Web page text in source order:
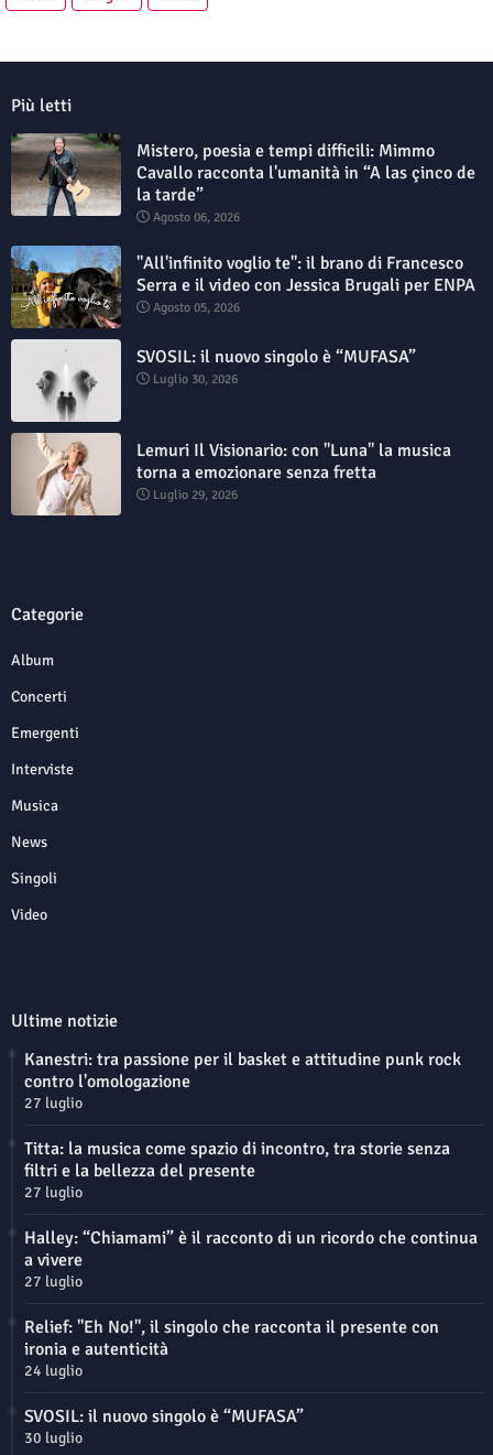
Più letti
Mistero, poesia e tempi difficili: Mimmo
Cavallo racconta l'umanità in “A las çinco de
la tarde”
Agosto 06, 2026
"All'infinito voglio te": il brano di Francesco
Serra e il video con Jessica Brugali per ENPA
Agosto 05, 2026
SVOSIL: il nuovo singolo è “MUFASA”
Luglio 30, 2026
Lemuri Il Visionario: con "Luna" la musica
torna a emozionare senza fretta
Luglio 29, 2026
Categorie
Album
Concerti
Emergenti
Interviste
Musica
News
Singoli
Video
Ultime notizie
Kanestri: tra passione per il basket e attitudine punk rock
contro l'omologazione
27 luglio
Titta: la musica come spazio di incontro, tra storie senza
filtri e la bellezza del presente
27 luglio
Halley: “Chiamami” è il racconto di un ricordo che continua
a vivere
27 luglio
Relief: "Eh No!", il singolo che racconta il presente con
ironia e autenticità
24 luglio
SVOSIL: il nuovo singolo è “MUFASA”
30 luglio